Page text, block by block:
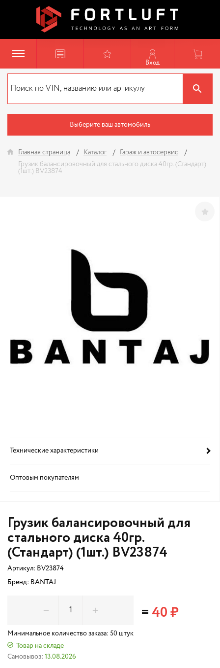
Вход
Выберите ваш автомобиль
Главная страница Каталог
Гараж и автосервис
Грузик балансировочный для стального диска 40гр. (Стандарт)
(1шт.) BV23874
Технические характеристики
Оптовым покупателям
Грузик балансировочный для
стального диска 40гр.
(Стандарт) (1шт.) BV23874
Артикул: BV23874
Бренд: BANTAJ
Минимальное количество заказа: 50 штук
Товар на складе
Самовывоз: 13.08.2026
=40 ₽